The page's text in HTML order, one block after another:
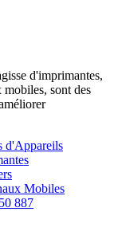
d'imprimantes,
mobiles, sont des
d'Appareils
Mobiles
887